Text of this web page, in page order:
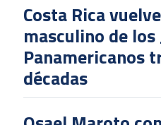
Costa Rica
masculino de los
Panamericanos
décadas